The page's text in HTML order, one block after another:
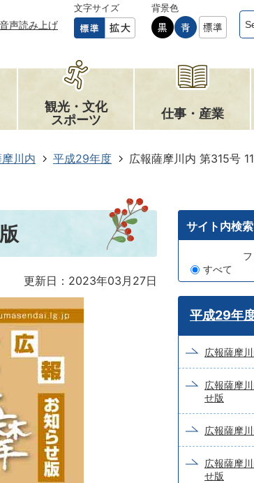
音声読み上げ
文字サイズ
背景色
観光・文化
スポーツ
仕事・産業
川内 平成29年度 広報薩摩川内 第315号
更新日：2023年03月27日
サイト内検索
ー
ワ
ー
ド
検
索
すべて
平成29年
広報薩摩
広報薩摩
せ版
広報薩摩
広報薩摩
せ版